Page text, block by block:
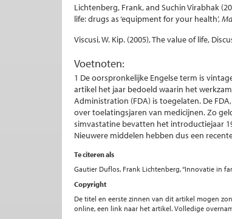
Lichtenberg, Frank, and Suchin Virabhak
life: drugs as ‘equipment for your health’,
Viscusi, W. Kip. (2005), The value of life,
Voetnoten:
1 De oorspronkelijke Engelse term is
artikel het jaar bedoeld waarin het
Administration (FDA) is toegelaten. De
over toelatingsjaren van medicijnen. Zo
simvastatine bevatten het introductiejaar
Nieuwere middelen hebben dus een
Te citeren als
Gautier Duflos, Frank Lichtenberg, “Innovatie in
Copyright
De titel en eerste zinnen van dit artikel mogen
online, een link naar het artikel. Volledige